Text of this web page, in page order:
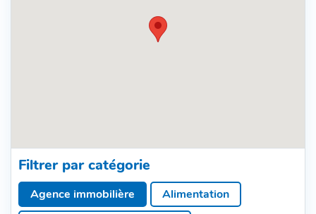
Filtrer par catégorie
Agence immobilière
Alimentation